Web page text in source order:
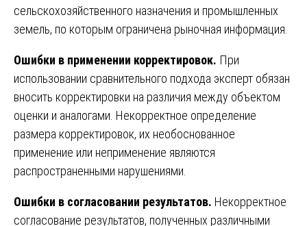
сельскохозяйственного назначения и промышленных
земель, по которым ограничена рыночная информация.
Ошибки в применении корректировок. При
использовании сравнительного подхода эксперт обязан
вносить корректировки на различия между объектом
оценки и аналогами. Некорректное определение
размера корректировок, их необоснованное
применение или неприменение являются
распространенными нарушениями.
Ошибки в согласовании результатов. Некорректное
согласование результатов, полученных различными